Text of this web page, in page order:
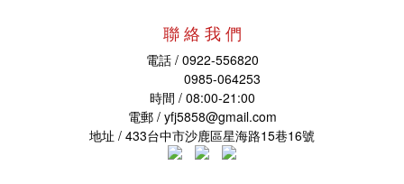
聯 絡 我 們
電話 / 0922-556820
0985-064253
時間 / 08:00-21:00
電郵 / yfj5858@gmail.com
地址 / 433台中市沙鹿區星海路15巷16號